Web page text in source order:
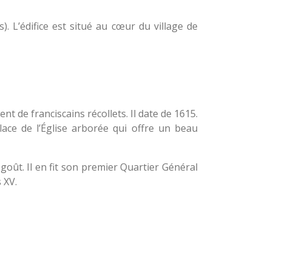
L’édifice est situé au cœur du village de
de franciscains récollets. Il date de 1615.
de l’Église arborée qui offre un beau
Il en fit son premier Quartier Général